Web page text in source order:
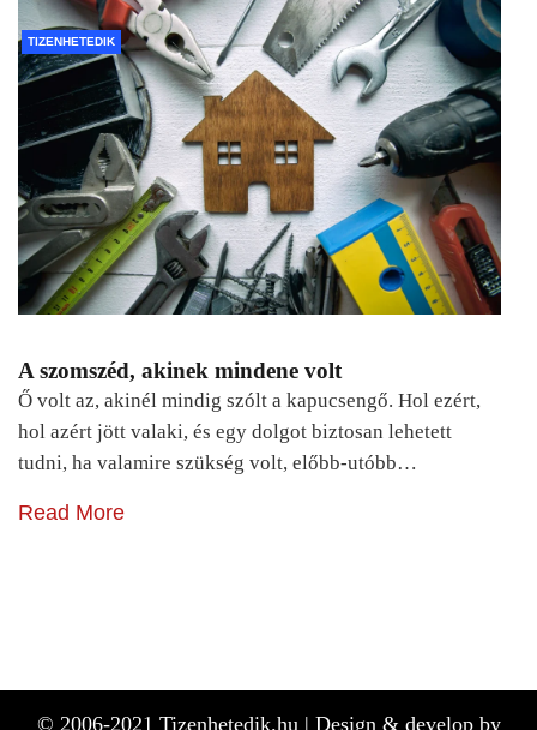
TIZENHETEDIK
A szomszéd, akinek mindene volt
Ő volt az, akinél mindig szólt a kapucsengő. Hol ezért,
hol azért jött valaki, és egy dolgot biztosan lehetett
tudni, ha valamire szükség volt, előbb-utóbb…
Read More
© 2006-2021 Tizenhetedik.hu | Design & develop by